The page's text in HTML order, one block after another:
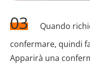
03
Quando
confermare, quindi
Apparirà una